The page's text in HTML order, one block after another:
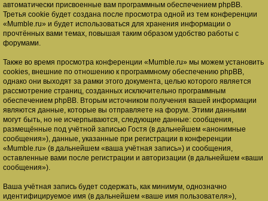
автоматически присвоенные вам программным обеспечением phpBB.
Третья cookie будет создана после просмотра одной из тем конференции
«Mumble.ru» и будет использоваться для хранения информации о
прочтённых вами темах, повышая таким образом удобство работы с
форумами.
Также во время просмотра конференции «Mumble.ru» мы можем установить
cookies, внешние по отношению к программному обеспечению phpBB,
однако они выходят за рамки этого документа, целью которого является
рассмотрение страниц, созданных исключительно программным
обеспечением phpBB. Вторым источником получения вашей информации
являются данные, которые вы отправляете на форум. Этими данными
могут быть, но не исчерпываются, следующие данные: сообщения,
размещённые под учётной записью Гостя (в дальнейшем «анонимные
сообщения»), данные, указанные при регистрации в конференции
«Mumble.ru» (в дальнейшем «ваша учётная запись») и сообщения,
оставленные вами после регистрации и авторизации (в дальнейшем «ваши
сообщения»).
Ваша учётная запись будет содержать, как минимум, однозначно
идентифицируемое имя (в дальнейшем «ваше имя пользователя»),